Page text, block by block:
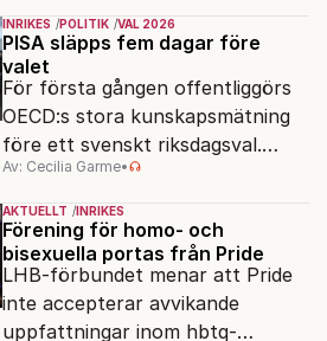
men varför, och vad skiljer
partiernas interna kulturer åt?
INRIKES POLITIK VAL 2026
PISA släpps fem dagar före
valet
För första gången offentliggörs
OECD:s stora kunskapsmätning
före ett svenskt riksdagsval.
Resultatet kan ge skolfrågan ny
kraft under valrörelsens sista
dagar.
Av: Cecilia Garme•
AKTUELLT INRIKES
Förening för homo- och
bisexuella portas från Pride
LHB-förbundet menar att Pride
inte accepterar avvikande
uppfattningar inom hbtq-